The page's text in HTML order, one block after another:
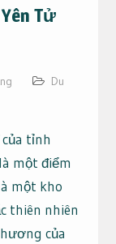
Tử
Du
tỉnh
một điểm
một kho
thiên nhiên
của